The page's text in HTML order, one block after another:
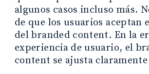
algunos casos incluso más.
de que los usuarios aceptan
del branded content. En la
experiencia de usuario, el
content se ajusta